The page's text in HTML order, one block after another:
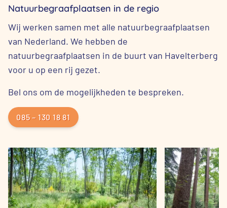
Natuurbegraafplaatsen in de regio
Wij werken samen met alle natuurbegraafplaatsen
van Nederland. We hebben de
natuurbegraafplaatsen in de buurt van Havelterberg
voor u op een rij gezet.
Bel ons om de mogelijkheden te bespreken.
085 – 130 18 81